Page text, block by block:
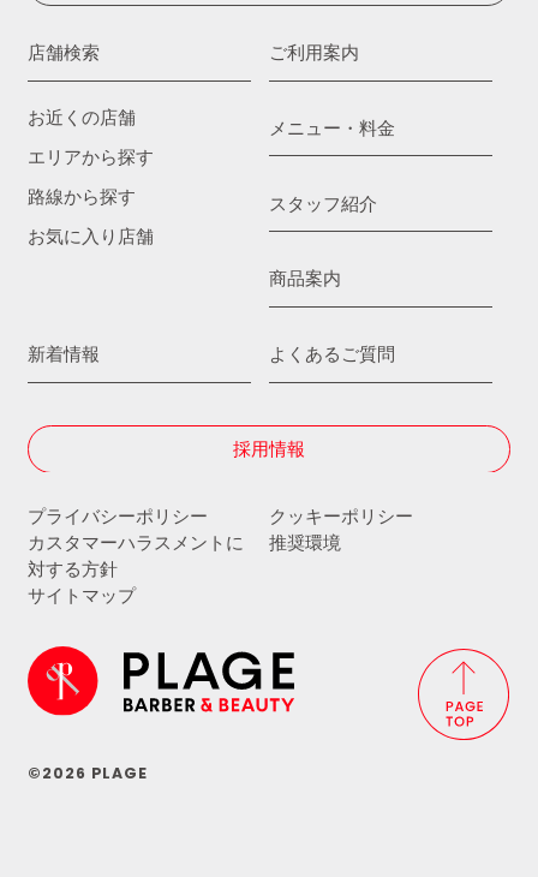
店舗検索
お近くの店舗
エリアから探す
路線から探す
お気に入り店舗
ご利用案内
メニュー・料金
スタッフ紹介
商品案内
新着情報 よくあるご質問
採用情報
プライバシーポリシー
クッキーポリシー
カスタマーハラスメントに
対する方針
推奨環境
サイトマップ
©2026 PLAGE